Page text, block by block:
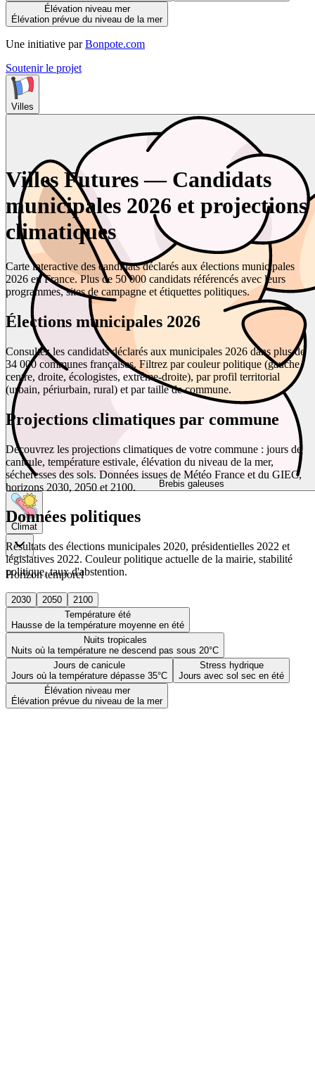
Élévation niveau mer
Élévation prévue du niveau de la mer
Une initiative par Bonpote.com
Soutenir le projet
Villes
Brebis galeuses
Climat
Horizon temporel
2030 2050
2100
Température été
Hausse de la température moyenne en été
Nuits tropicales
Nuits où la température ne descend pas sous 20°C
Jours de canicule
Jours où la température dépasse 35°C
Stress hydrique
Jours avec sol sec en été
Élévation niveau mer
Élévation prévue du niveau de la mer
Villes Futures — Candidats
municipales 2026 et projections
climatiques
Carte interactive des candidats déclarés aux élections municipales
2026 en France. Plus de 50 000 candidats référencés avec leurs
programmes, sites de campagne et étiquettes politiques.
Élections municipales 2026
Consultez les candidats déclarés aux municipales 2026 dans plus de
34 000 communes françaises. Filtrez par couleur politique (gauche,
centre, droite, écologistes, extrême-droite), par profil territorial
(urbain, périurbain, rural) et par taille de commune.
Projections climatiques par commune
Découvrez les projections climatiques de votre commune : jours de
canicule, température estivale, élévation du niveau de la mer,
sécheresses des sols. Données issues de Météo France et du GIEC,
horizons 2030, 2050 et 2100.
Données politiques
Résultats des élections municipales 2020, présidentielles 2022 et
législatives 2022. Couleur politique actuelle de la mairie, stabilité
politique, taux d'abstention.